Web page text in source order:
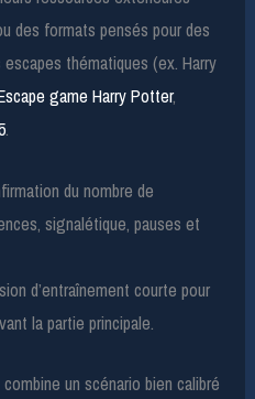
des formats pensés pour des
thématiques (ex. Harry
game Harry Potter,
.
du nombre de
signalétique, pauses et
d’entraînement courte pour
la partie principale.
un scénario bien calibré